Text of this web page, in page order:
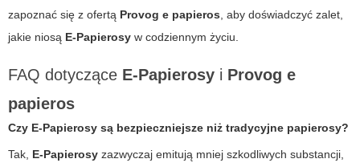
zapoznać się z ofertą Provog e papieros , aby doświadczyć zalet,
jakie niosą E-Papierosy w codziennym życiu.
FAQ dotyczące E-Papierosy i Provog e
papieros
Czy E-Papierosy są bezpieczniejsze niż tradycyjne papierosy?
Tak, E-Papierosy zazwyczaj emitują mniej szkodliwych substancji,